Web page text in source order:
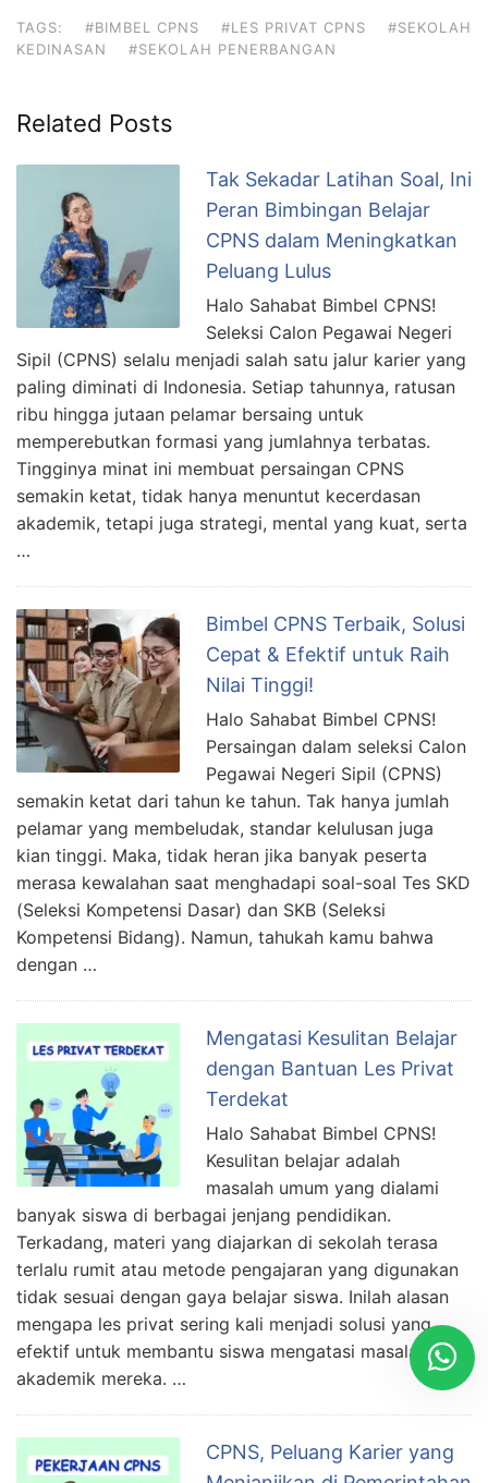
TAGS: #BIMBEL CPNS #LES PRIVAT CPNS
#SEKOLAH
KEDINASAN
#SEKOLAH PENERBANGAN
Related Posts
Tak Sekadar Latihan Soal, Ini
Peran Bimbingan Belajar
CPNS dalam Meningkatkan
Peluang Lulus
Halo Sahabat Bimbel CPNS!
Seleksi Calon Pegawai Negeri
Sipil (CPNS) selalu menjadi salah satu jalur karier yang
paling diminati di Indonesia. Setiap tahunnya, ratusan
ribu hingga jutaan pelamar bersaing untuk
memperebutkan formasi yang jumlahnya terbatas.
Tingginya minat ini membuat persaingan CPNS
semakin ketat, tidak hanya menuntut kecerdasan
akademik, tetapi juga strategi, mental yang kuat, serta
…
Bimbel CPNS Terbaik, Solusi
Cepat & Efektif untuk Raih
Nilai Tinggi!
Halo Sahabat Bimbel CPNS!
Persaingan dalam seleksi Calon
Pegawai Negeri Sipil (CPNS)
semakin ketat dari tahun ke tahun. Tak hanya jumlah
pelamar yang membeludak, standar kelulusan juga
kian tinggi. Maka, tidak heran jika banyak peserta
merasa kewalahan saat menghadapi soal-soal Tes SKD
(Seleksi Kompetensi Dasar) dan SKB (Seleksi
Kompetensi Bidang). Namun, tahukah kamu bahwa
dengan …
Mengatasi Kesulitan Belajar
dengan Bantuan Les Privat
Terdekat
Halo Sahabat Bimbel CPNS!
Kesulitan belajar adalah
masalah umum yang dialami
banyak siswa di berbagai jenjang pendidikan.
Terkadang, materi yang diajarkan di sekolah terasa
terlalu rumit atau metode pengajaran yang digunakan
tidak sesuai dengan gaya belajar siswa. Inilah alasan
mengapa les privat sering kali menjadi solusi yang
efektif untuk membantu siswa mengatasi masalah
akademik mereka. …
CPNS, Peluang Karier yang